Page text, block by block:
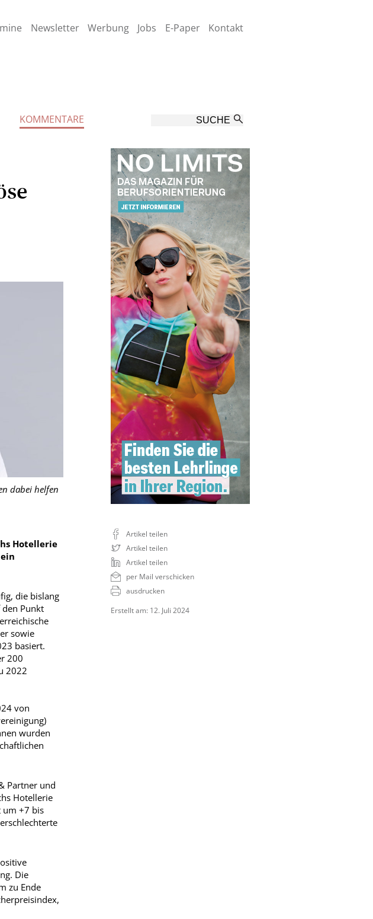
Newsletter Werbung Jobs E-Paper Kontakt
KOMMENTARE
dabei helfen
Hotellerie
die bislang
Punkt
sowie
basiert.
200
2022
von
wurden
Partner und
Hotel­lerie
um +7 bis
Die
zu Ende
Artikel teilen
Artikel teilen
Artikel teilen
per Mail verschicken
ausdrucken
Erstellt am: 12. Juli 2024